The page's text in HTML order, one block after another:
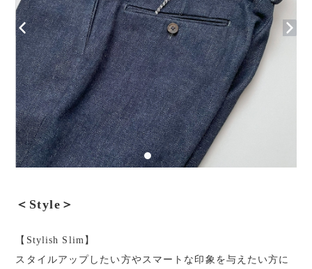
＜Style＞
【Stylish Slim】
スタイルアップしたい方やスマートな印象を与えたい方に